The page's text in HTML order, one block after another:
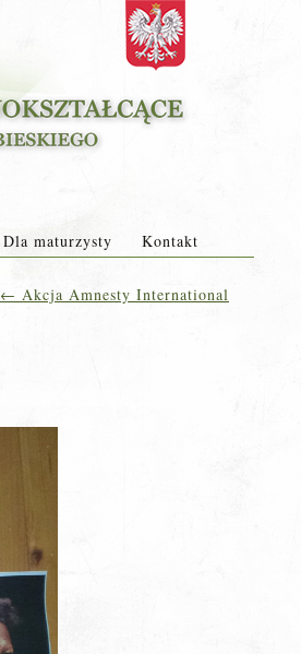
Dla maturzysty Kontakt
← Akcja Amnesty International